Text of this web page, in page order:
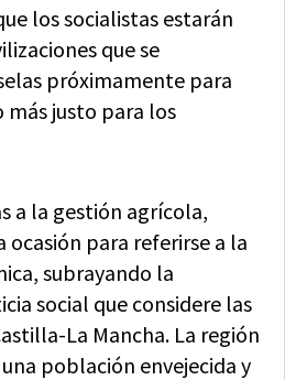
los socialistas estarán
que se
próximamente para
más justo para los
a la gestión agrícola,
ocasión para referirse a la
subrayando la
social que considere las
La Mancha. La región
población envejecida y